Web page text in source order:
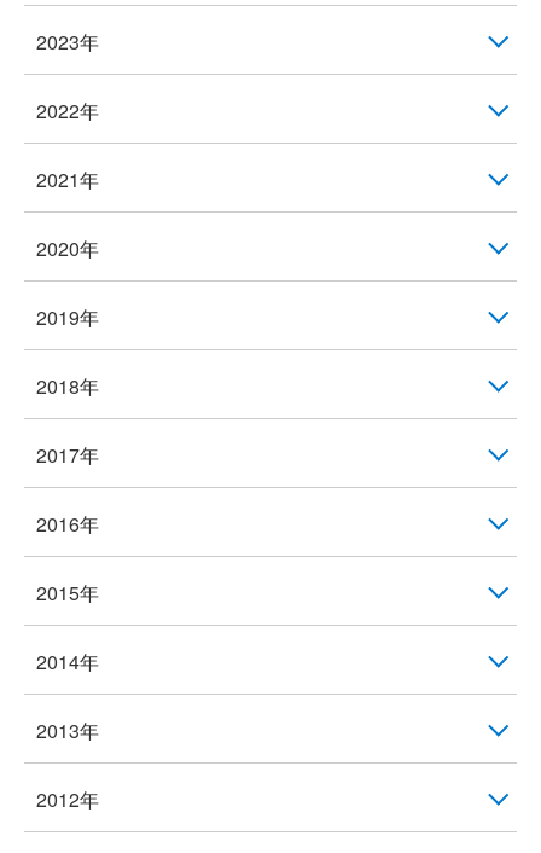
2023年
2022年
2021年
2020年
2019年
2018年
2017年
2016年
2015年
2014年
2013年
2012年